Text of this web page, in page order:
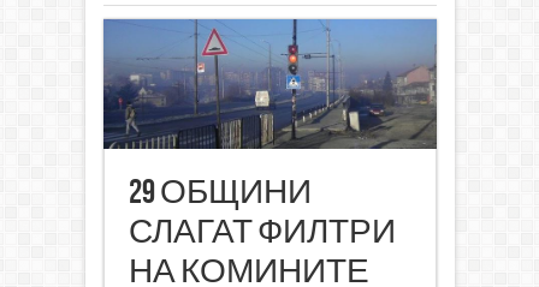
29 ОБЩИНИ
СЛАГАТ ФИЛТРИ
НА КОМИНИТЕ